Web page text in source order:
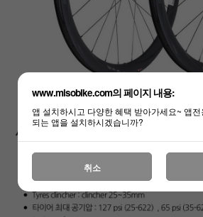
www.misobike.com의 페이지 내용:
앱 설치하시고 다양한 혜택 받아가세요~ 앱
되는 앱을 설치하시겠습니까?
취소